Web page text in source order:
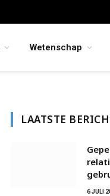
Wetenschap
LAATSTE
6 JULI